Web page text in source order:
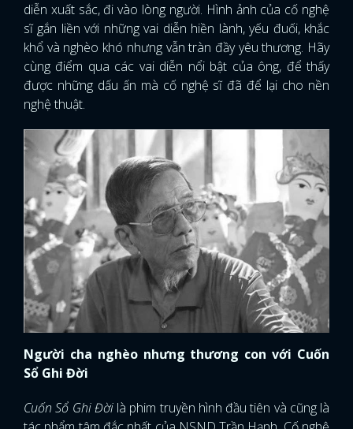
diễn xuất sắc, đi vào lòng người. Hình ảnh của cố nghệ
sĩ gắn liền với những vai diễn hiền lành, yếu đuối, khắc
khổ và nghèo khó nhưng vẫn tràn đầy yêu thương. Hãy
cùng điểm qua các vai diễn nổi bật của ông, để thấy
được những dấu ấn mà cố nghệ sĩ đã để lại cho nền
nghệ thuật.
Người cha nghèo nhưng thương con với Cuốn
Sổ Ghi Đời
Cuốn Sổ Ghi Đờilà phim truyền hình đầu tiên và cũng là